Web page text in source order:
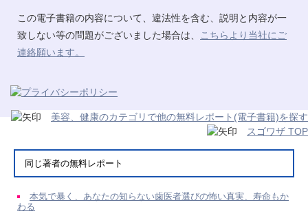
この電子書籍の内容について、違法性を含む、説明と内容が一
致しない等の問題がございました場合は、
こちらより当社にご
連絡願います。
美容、健康のカテゴリで他の無料レポート(電子書籍)を探す
スゴワザ TOP
同じ著者の無料レポート
本気で暴く、あなたの知らない歯医者選びの怖い真実、寿命もか
わる